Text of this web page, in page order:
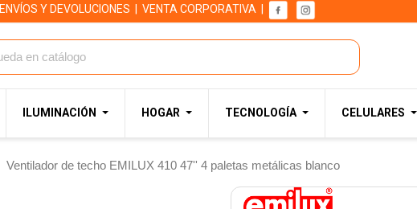
ENVÍOS Y DEVOLUCIONES VENTA CORPORATIVA
ILUMINACIÓN HOGAR TECNOLOGÍA CELULARES
Ventilador de techo EMILUX 410 47'' 4 paletas metálicas blanco